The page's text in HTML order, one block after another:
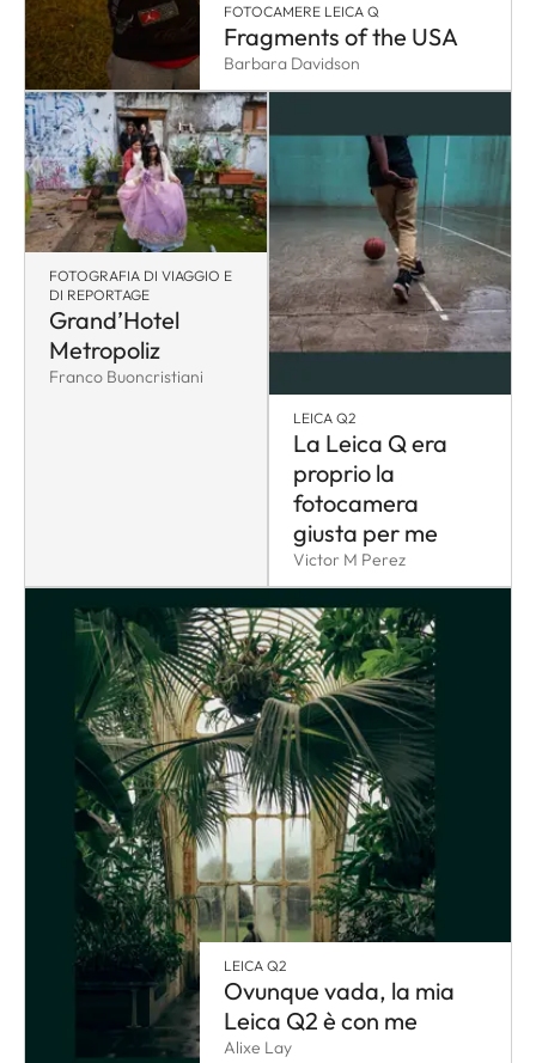
FOTOCAMERE LEICA Q
Fragments of the USA
Barbara Davidson
FOTOGRAFIA DI VIAGGIO E
DI REPORTAGE
Grand’Hotel
Metropoliz
Franco Buoncristiani
LEICA Q2
La Leica Q era
proprio la
fotocamera
giusta per me
Victor M Perez
LEICA Q2
Ovunque vada, la mia
Leica Q2 è con me
Alixe Lay